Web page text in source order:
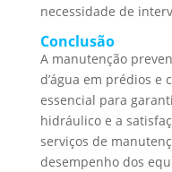
necessidade de
Conclusão
A manutenção
d’água em prédios e
essencial para
hidráulico e a
serviços de
desempenho dos